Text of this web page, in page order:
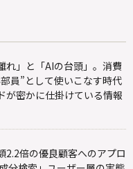
れ」と「AIの台頭」。消費
員”として使いこなす時代
が密かに仕掛けている情報
2.2倍の優良顧客へのアプロ